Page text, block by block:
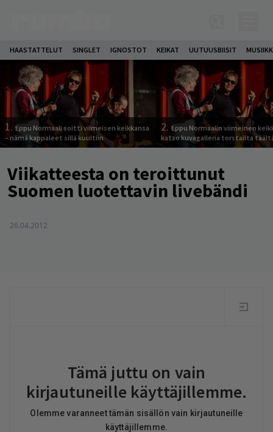
HAASTATTELUT SINGLET IGNOSTOT KEIKAT UUTUUSBIISIT
1. Eppu Normaali soitti viimeisen keikkansa
– nämä kappaleet sillä kuultiin
2. Eppu Normaalin viimeinen
katso kuvagalleria torstailta
Viikatteesta on teroittunut
Suomen luotettavin livebändi
26.04.2012